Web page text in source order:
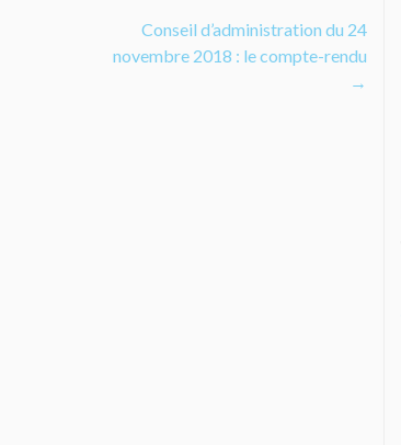
Conseil d’administration du 24
novembre 2018 : le compte-rendu
→